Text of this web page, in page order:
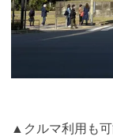
▲クルマ利用も可